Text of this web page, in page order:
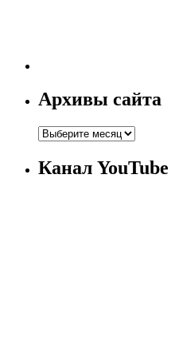
Архивы сайта
Канал YouTube